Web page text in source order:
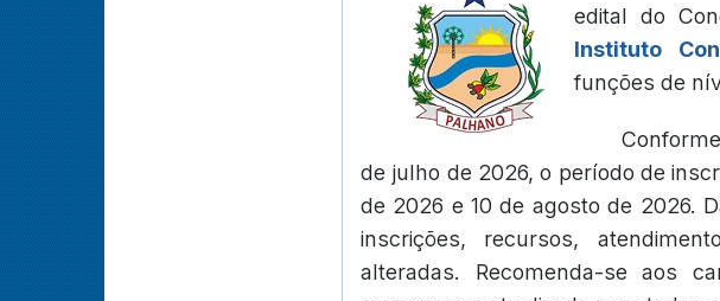
edital do
Instituto
funções de
de julho de 2026, o período de
de 2026 e 10 de agosto de 2026.
inscrições, recursos,
alteradas. Recomenda-se aos